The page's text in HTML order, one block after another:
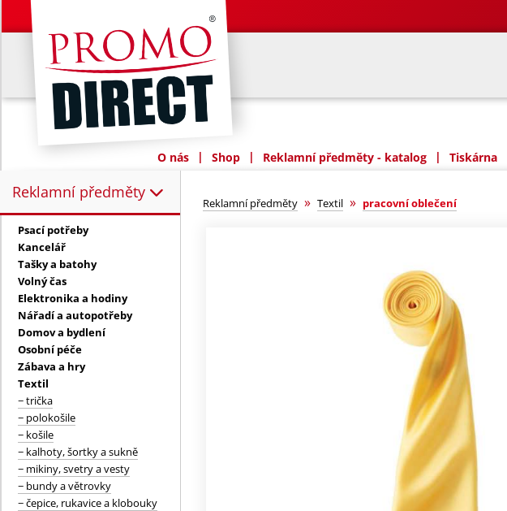
O nás | Shop | Reklamní předměty - katalog | Tiskárna
Reklamní předměty
Reklamní předměty:
Psací potřeby
Kancelář
Tašky a batohy
Volný čas
Elektronika a hodiny
Nářadí a autopotřeby
Domov a bydlení
Osobní péče
Zábava a hry
Textil
− trička
− polokošile
− košile
− kalhoty, šortky a sukně
− mikiny, svetry a vesty
− bundy a větrovky
− čepice, rukavice a klobouky
Reklamní předměty » Textil » pracovní oblečení